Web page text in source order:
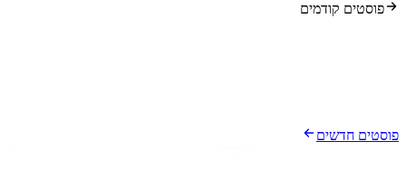
פוסטים קודמים
פוסטים חדשים